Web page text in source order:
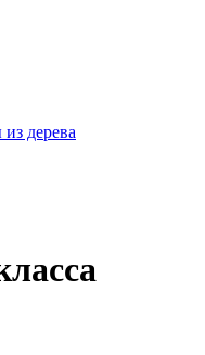
дерева